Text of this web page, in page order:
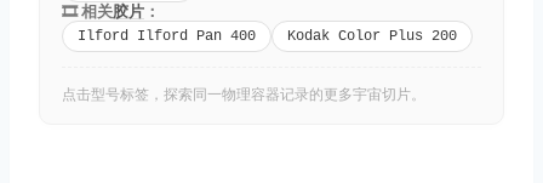
🎞️ 相关胶片 ：
Ilford Ilford Pan 400 Kodak Color Plus 200
点击型号标签，探索同一物理容器记录的更多宇宙切片。